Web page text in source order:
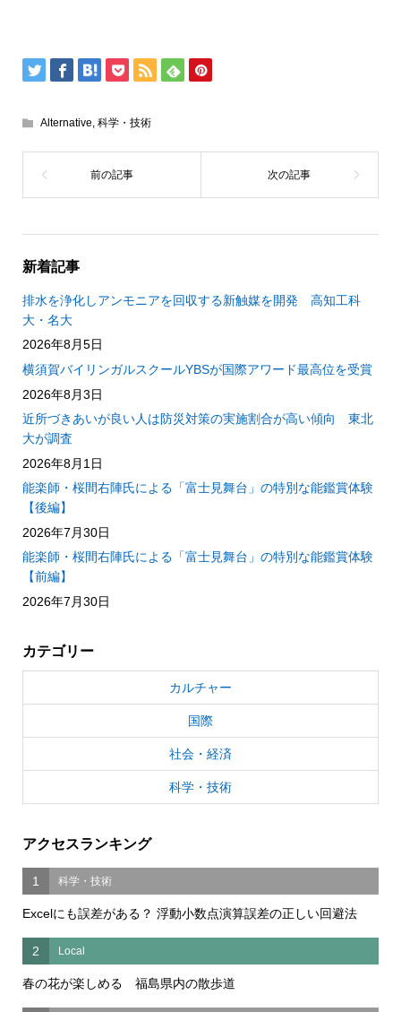
Alternative 科学・技術
新着記事
排水を浄化しアンモニアを回収する新触媒を開発 高知工科
大・名大
2026年8月5日
横須賀バイリンガルスクールYBSが国際アワード最高位を受賞
2026年8月3日
近所づきあいが良い人は防災対策の実施割合が高い傾向 東北
大が調査
2026年8月1日
能楽師・桜間右陣氏による「富士見舞台」の特別な能鑑賞体験
【後編】
2026年7月30日
能楽師・桜間右陣氏による「富士見舞台」の特別な能鑑賞体験
【前編】
2026年7月30日
カテゴリー
カルチャー
国際
社会・経済
科学・技術
アクセスランキング
1 科学・技術
Excelにも誤差がある？ 浮動小数点演算誤差の正しい回避法
2 Local
春の花が楽しめる 福島県内の散歩道